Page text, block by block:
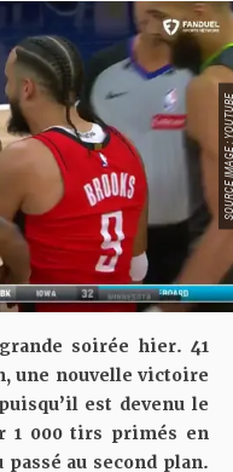
SOURCE
soirée hier. 41
une nouvelle victoire
est devenu le
1 000 tirs primés en
au second plan.